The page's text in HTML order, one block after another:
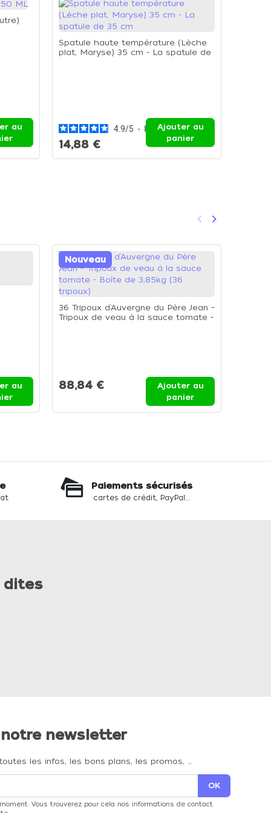
au
Spatule haute température (Lèche
plat, Maryse) 35 cm - La spatule de
4.9/5 - 8 avis
14,88 €
Ajouter au
panier
Précédent
keyboard_arrow_left Suivant
keyboard_arrow_right
au
Nouveau
36 Tripoux d’Auvergne du Père Jean –
Tripoux de veau à la sauce tomate -
88,84 €
Ajouter au
panier
Paiements sécurisés
cartes de crédit, PayPal...
dites
newsletter
les infos, les bons plans, les promos, …
Vous trouverez pour cela nos informations de contact